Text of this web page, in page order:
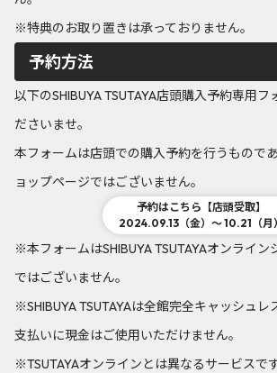
※特典のお取り置きは承っておりません。
予約方法
以下のSHIBUYA TSUTAYA店頭購入予約専用フ
ださいませ。
本フォームは店頭での購入予約を行うもので
ョップページではございません。
予約はこちら【店頭受取】
2024.09.13（金）～ 10.21（月）
※本フォームはSHIBUYA TSUTAYAオンライン
ではございません。
※SHIBUYA TSUTAYAは全館完全キャッシュレ
支払いに現金はご使用いただけません。
※TSUTAYAオンラインとは異なるサービスです